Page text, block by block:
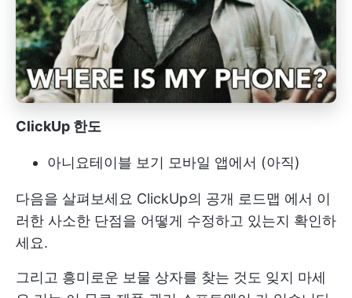
ClickUp 한도
아니요테이블 보기 모바일 앱에서 (아직)
다음을 살펴보세요 ClickUp의 공개 로드맵 에서 이
러한 사소한 단점을 어떻게 수정하고 있는지 확인하
세요.
그리고 흥미로운 보물 상자를 찾는 것도 잊지 마세